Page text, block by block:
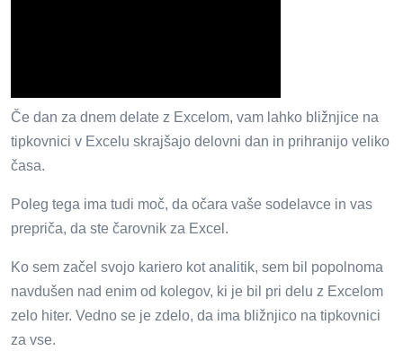
Če dan za dnem delate z Excelom, vam lahko bližnjice na
tipkovnici v Excelu skrajšajo delovni dan in prihranijo veliko
časa.
Poleg tega ima tudi moč, da očara vaše sodelavce in vas
prepriča, da ste čarovnik za Excel.
Ko sem začel svojo kariero kot analitik, sem bil popolnoma
navdušen nad enim od kolegov, ki je bil pri delu z Excelom
zelo hiter. Vedno se je zdelo, da ima bližnjico na tipkovnici
za vse.